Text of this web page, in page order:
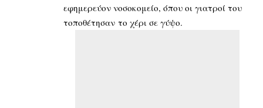
εφημερεύον νοσοκομείο, όπου οι γιατροί του
τοποθέτησαν το χέρι σε γύψο.